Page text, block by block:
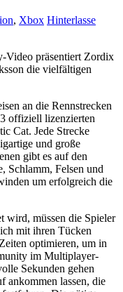
, Xbox Hinterlasse
Video präsentiert Zordix
die vielfältigen
an die Rennstrecken
offiziell lizenzierten
Cat. Jede Strecke
und große
gibt es auf den
Schlamm, Felsen und
um erfolgreich die
wird, müssen die Spieler
mit ihren Tücken
optimieren, um in
im Multiplayer-
Sekunden gehen
ankommen lassen, die